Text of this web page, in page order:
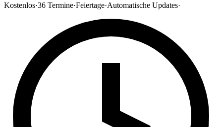
Kostenlos·36 Termine·Feiertage·Automatische Updates·